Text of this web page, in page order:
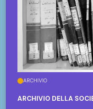
ARCHIVIO
ARCHIVIO DELLA